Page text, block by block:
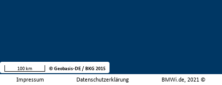
Impressum Datenschutzerklärung BMWi.de, 2021 ©
100 km © Geobasis-DE / BKG 2015